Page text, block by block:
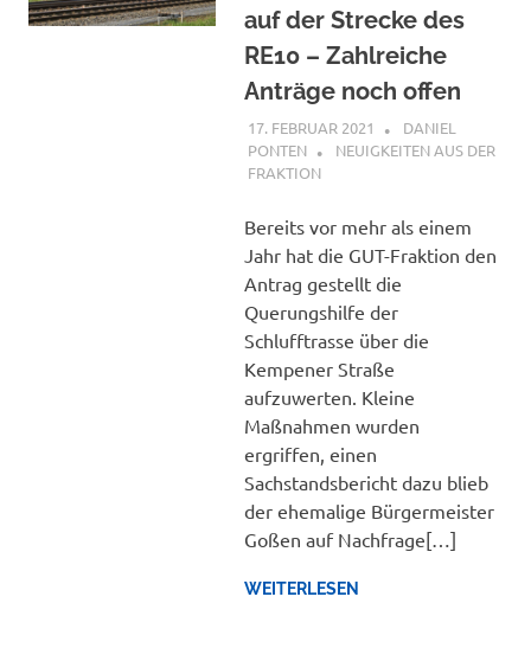
auf der Strecke des
RE10 – Zahlreiche
Anträge noch offen
17. FEBRUAR 2021
DANIEL
PONTEN
NEUIGKEITEN AUS DER
FRAKTION
Bereits vor mehr als einem
Jahr hat die GUT-Fraktion den
Antrag gestellt die
Querungshilfe der
Schlufftrasse über die
Kempener Straße
aufzuwerten. Kleine
Maßnahmen wurden
ergriffen, einen
Sachstandsbericht dazu blieb
der ehemalige Bürgermeister
Goßen auf Nachfrage[…]
WEITERLESEN